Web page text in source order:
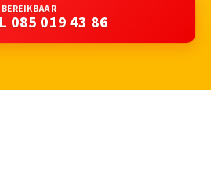
085 019 43 86